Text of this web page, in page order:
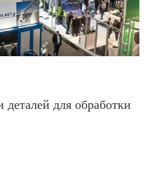
деталей для обработки